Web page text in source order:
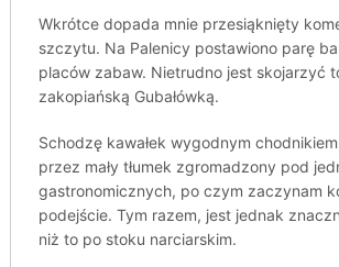
Wkrótce dopada mnie przesiąknięty
szczytu. Na Palenicy postawiono parę
placów zabaw. Nietrudno jest skojarzyć
zakopiańską Gubałówką.
Schodzę kawałek wygodnym
przez mały tłumek zgromadzony pod
gastronomicznych, po czym zaczynam
podejście. Tym razem, jest jednak
niż to po stoku narciarskim.